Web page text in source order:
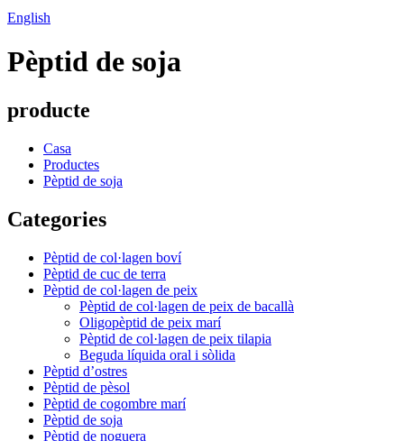
English
Pèptid de soja
producte
Casa
Productes
Pèptid de soja
Categories
Pèptid de col·lagen boví
Pèptid de cuc de terra
Pèptid de col·lagen de peix
Pèptid de col·lagen de peix de bacallà
Oligopèptid de peix marí
Pèptid de col·lagen de peix tilapia
Beguda líquida oral i sòlida
Pèptid d’ostres
Pèptid de pèsol
Pèptid de cogombre marí
Pèptid de soja
Pèptid de noguera